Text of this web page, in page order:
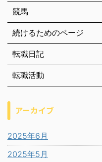
競馬
続けるためのページ
転職日記
転職活動
アーカイブ
2025年6月
2025年5月